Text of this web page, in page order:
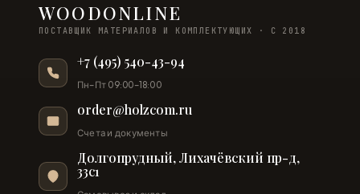
WOODONLINE
ПОСТАВЩИК МАТЕРИАЛОВ И КОМПЛЕКТУЮЩИХ · С 2018
+7 (495) 540-43-94
Пн–Пт 09:00–18:00
order@holzcom.ru
Счета и документы
Долгопрудный, Лихачёвский пр-д,
33с1